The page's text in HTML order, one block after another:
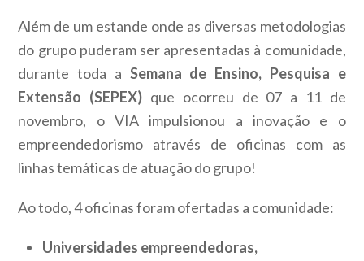
Além de um estande onde as diversas metodologias
do grupo puderam ser apresentadas à comunidade,
durante toda a Semana de Ensino, Pesquisa e
Extensão (SEPEX) que ocorreu de 07 a 11 de
novembro, o VIA impulsionou a inovação e o
empreendedorismo através de oficinas com as
linhas temáticas de atuação do grupo!
Ao todo, 4 oficinas foram ofertadas a comunidade:
Universidades empreendedoras,